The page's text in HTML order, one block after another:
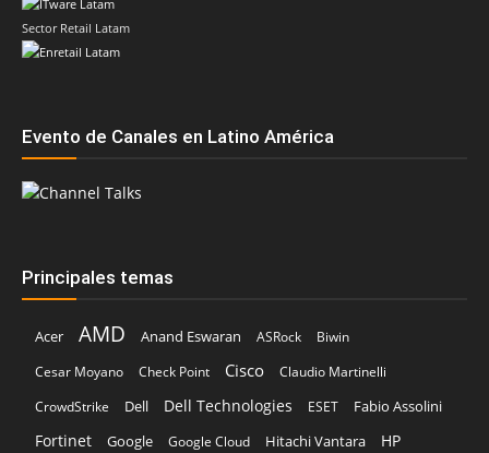
Sector Retail Latam
Evento de Canales en Latino América
Principales temas
Acer AMD Anand Eswaran ASRock
Biwin
Cesar Moyano
Check Point Cisco
Claudio Martinelli
CrowdStrike
Dell Dell Technologies ESET Fabio Assolini
Fortinet Google Google Cloud Hitachi Vantara HP